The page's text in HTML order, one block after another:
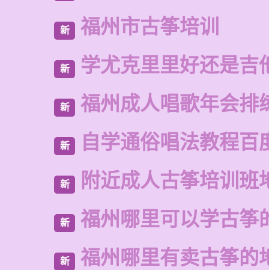
新 福州市古筝培训
新 学尤克里里好还是吉
新 福州成人唱歌年会排
新 自学通俗唱法教程百
新 附近成人古筝培训班
新 福州哪里可以学古筝
新 福州哪里有卖古筝的